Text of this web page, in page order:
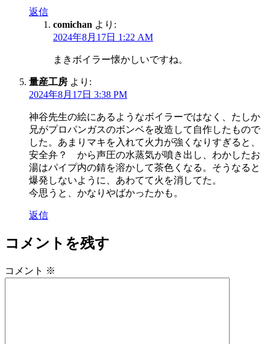
返信
comichan より:
2024年8月17日 1:22 AM
まきボイラー懐かしいですね。
量産工房 より:
2024年8月17日 3:38 PM
神谷先生の絵にあるようなボイラーではなく、たしか
兄がプロパンガスのボンベを改造して自作したもので
した。あまりマキを入れて火力が強くなりすぎると、
安全弁？ から声圧の水蒸気が噴き出し、わかしたお
湯はパイプ内の錆を溶かして茶色くなる。そうなると
爆発しないように、あわてて火を消してた。
今思うと、かなりやばかったかも。
返信
コメントを残す
コメント ※